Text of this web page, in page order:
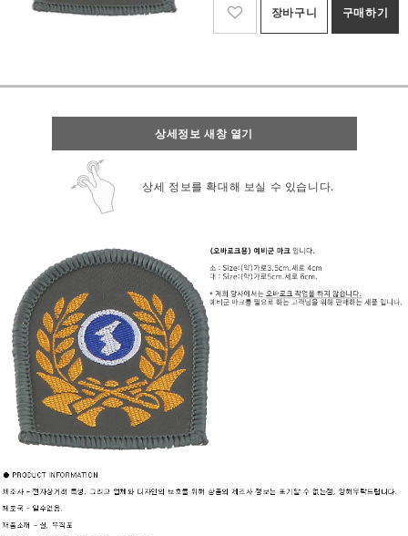
장바구니 구매하기
상세정보 새창 열기
상세 정보를 확대해 보실 수 있습니다.